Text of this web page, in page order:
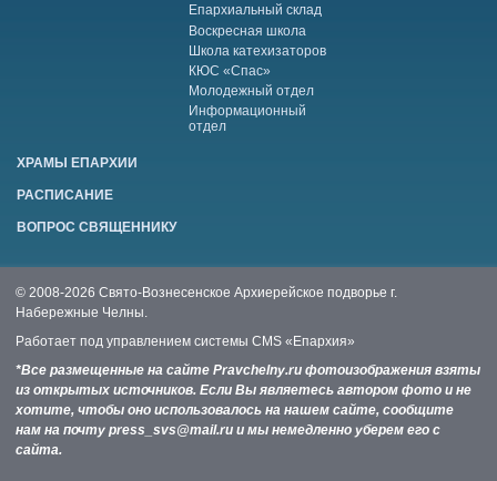
Епархиальный склад
Воскресная школа
Школа катехизаторов
КЮС «Спас»
Молодежный отдел
Информационный
отдел
ХРАМЫ ЕПАРХИИ
РАСПИСАНИЕ
ВОПРОС СВЯЩЕННИКУ
© 2008-2026 Свято-Вознесенское Архиерейское подворье г.
Набережные Челны.
Работает под управлением системы CMS «Епархия»
*Все размещенные на сайте Pravchelny.ru фотоизображения взяты
из открытых источников. Если Вы являетесь автором фото и не
хотите, чтобы оно использовалось на нашем сайте, сообщите
нам на почту press_svs@mail.ru и мы немедленно уберем его с
сайта.